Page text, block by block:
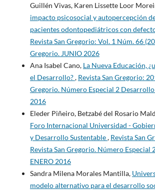
Guillén Vivas, Karen Lissette Loor
impacto psicosocial y autopercepción
pacientes odontopediátricos con
Revista San Gregorio: Vol. 1 Núm. 66
Gregorio. JUNIO 2026
Ana Isabel Cano, La Nueva Educación,
el Desarrollo?, Revista San Gregorio:
Gregorio. Número Especial 2
2016
Eleder Piñeiro, Betzabé del Rosario
Foro Internacional Universidad -
y Desarrollo Sustentable, Revista San
Revista San Gregorio. Número Especial
ENERO 2016
Sandra Milena Morales Mantilla,
modelo alternativo para el desarrollo